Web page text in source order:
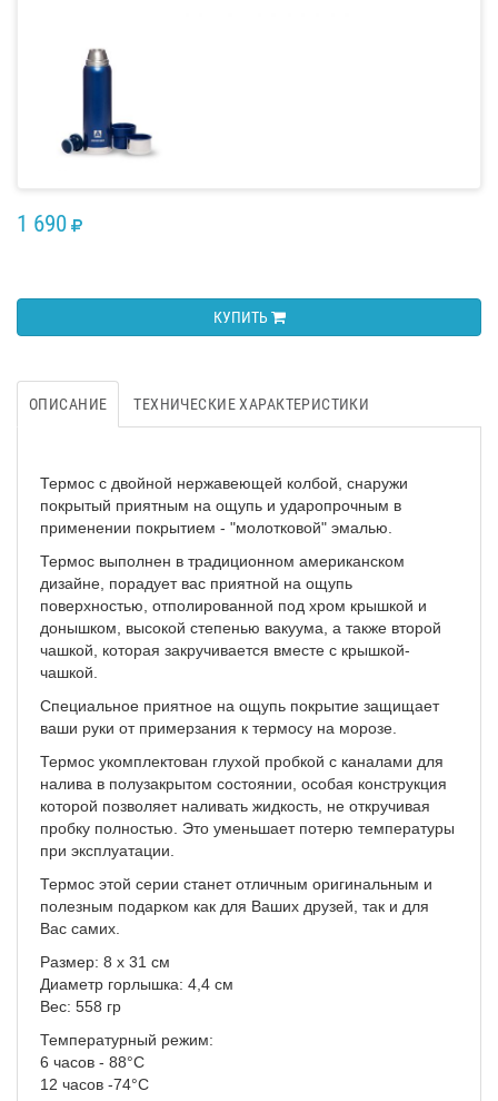
1 690 RUB
КУПИТЬ
ОПИСАНИЕ ТЕХНИЧЕСКИЕ ХАРАКТЕРИСТИКИ
Термос с двойной нержавеющей колбой, снаружи
покрытый приятным на ощупь и ударопрочным в
применении покрытием - "молотковой" эмалью.
Термос выполнен в традиционном американском
дизайне, порадует вас приятной на ощупь
поверхностью, отполированной под хром крышкой и
донышком, высокой степенью вакуума, а также второй
чашкой, которая закручивается вместе с крышкой-
чашкой.
Специальное приятное на ощупь покрытие защищает
ваши руки от примерзания к термосу на морозе.
Термос укомплектован глухой пробкой с каналами для
налива в полузакрытом состоянии, особая конструкция
которой позволяет наливать жидкость, не откручивая
пробку полностью. Это уменьшает потерю температуры
при эксплуатации.
Термос этой серии станет отличным оригинальным и
полезным подарком как для Ваших друзей, так и для
Вас самих.
Размер: 8 x 31 см
Диаметр горлышка: 4,4 см
Вес: 558 гр
Температурный режим:
6 часов - 88°С
12 часов -74°С